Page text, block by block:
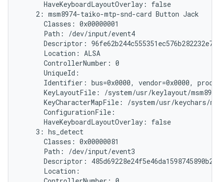
      HaveKeyboardLayoutOverlay: false
    2: msm8974-taiko-mtp-snd-card Button Jack
      Classes: 0x00000001
      Path: /dev/input/event4
Descriptor:
      Location: ALSA
      ControllerNumber: 0
      UniqueId:
Identifier: bus=0x0000, vendor=0x0000,
KeyLayoutFile: /system/usr/keylayout/
KeyCharacterMapFile: /system/usr/keychars/
      ConfigurationFile:
      HaveKeyboardLayoutOverlay: false
    3: hs_detect
      Classes: 0x00000081
      Path: /dev/input/event3
Descriptor:
      Location: